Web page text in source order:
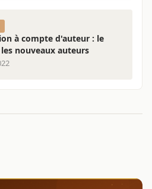
à compte d'auteur : le
nouveaux auteurs